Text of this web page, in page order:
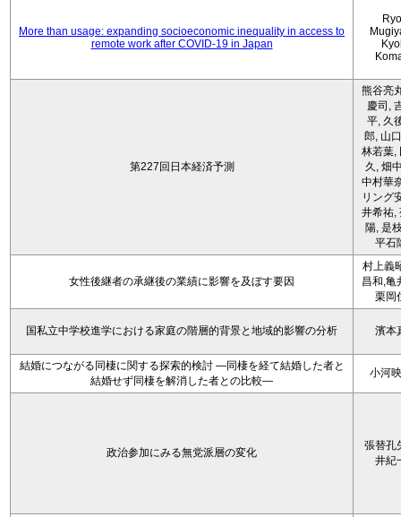
More than usage: expanding socioeconomic inequality in access to
remote work after COVID-19 in Japan
第227回日本経済予測
熊谷亮
慶司,
平, 久
郎, 山
林若葉,
久, 畑
中村華
リング
井希祐,
陽, 是
平石
女性後継者の承継後の業績に影響を及ぼす要因
村上義
昌和,亀
栗岡
国私立中学校進学における家庭の階層的背景と地域的影響の分析 濱本
結婚につながる同棲に関する探索的検討 ―同棲を経て結婚した者と
結婚せず同棲を解消した者との比較―
小河
政治参加にみる無党派層の変化
張替孔
井紀